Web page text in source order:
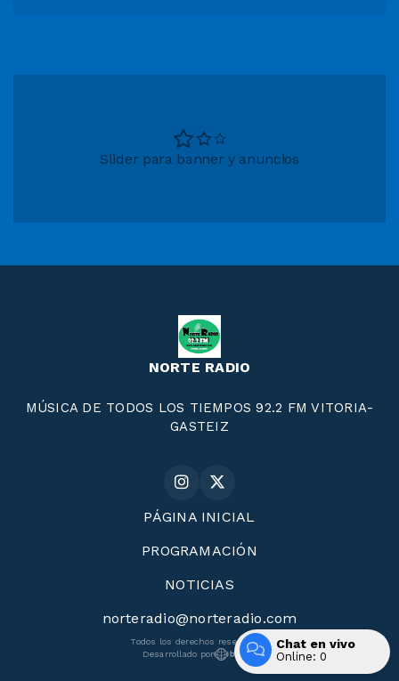
Slider para banner y anuncios
NORTE RADIO
MÚSICA DE TODOS LOS TIEMPOS 92.2 FM VITORIA-
GASTEIZ
PÁGINA INICIAL
PROGRAMACIÓN
NOTICIAS
norteradio@norteradio.com
Todos los derechos reservados.
Desarrollado por
Chat en vivo
Online: 0